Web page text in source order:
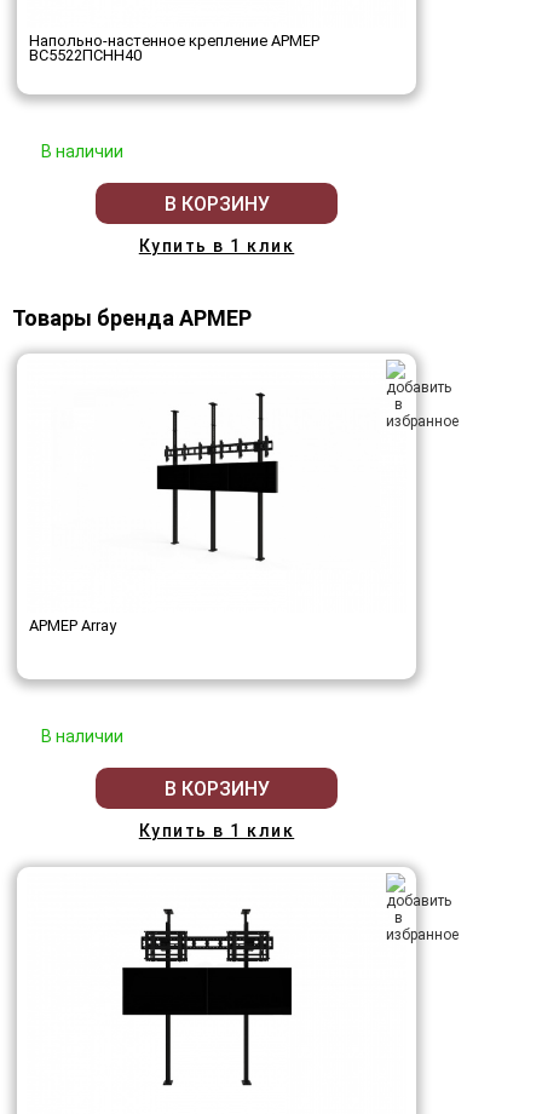
Напольно-настенное крепление АРМЕР
ВС5522ПСНН40
В наличии
В КОРЗИНУ
Купить в 1 клик
Товары бренда АРМЕР
АРМЕР Array
В наличии
В КОРЗИНУ
Купить в 1 клик